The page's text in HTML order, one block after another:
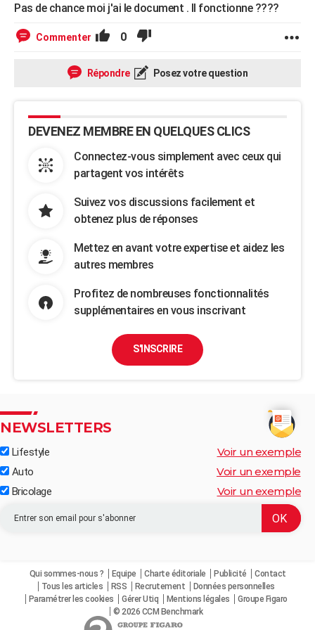
Pas de chance moi j'ai le document . Il fonctionne ????
Commenter 0
Répondre Posez votre question
DEVENEZ MEMBRE EN QUELQUES CLICS
Connectez-vous simplement avec ceux qui
partagent vos intérêts
Suivez vos discussions facilement et
obtenez plus de réponses
Mettez en avant votre expertise et aidez les
autres membres
Profitez de nombreuses fonctionnalités
supplémentaires en vous inscrivant
S'INSCRIRE
NEWSLETTERS
Lifestyle Voir un exemple
Auto Voir un exemple
Bricolage Voir un exemple
Qui sommes-nous ? Equipe Charte éditoriale Publicité
Contact
Tous les articles
RSS Recrutement
Données personnelles
Paramétrer les cookies
Gérer Utiq Mentions légales
Groupe Figaro
© 2026 CCM Benchmark